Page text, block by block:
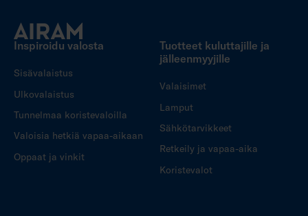
Inspiroidu valosta
Sisävalaistus
Ulkovalaistus
Tunnelmaa koristevaloilla
Valoisia hetkiä vapaa-aikaan
Oppaat ja vinkit
Tuotteet kuluttajille ja
jälleenmyyjille
Valaisimet
Lamput
Sähkötarvikkeet
Retkeily ja vapaa-aika
Koristevalot